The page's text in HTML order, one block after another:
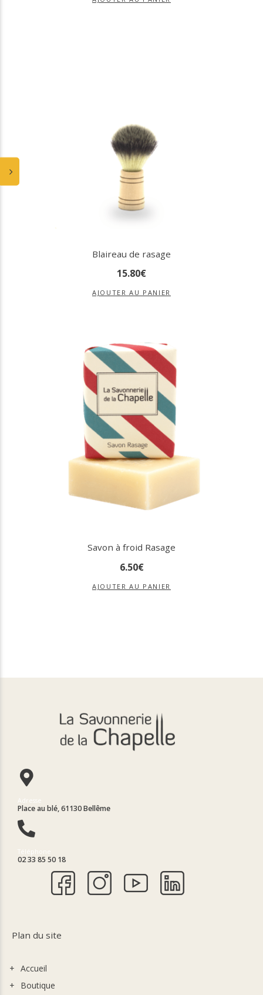
Blaireau de rasage
15.80€
AJOUTER AU PANIER
Savon à froid Rasage
6.50€
AJOUTER AU PANIER
Adresse
Place au blé, 61130 Bellême
Téléphone
02 33 85 50 18
Plan du site
Accueil
Boutique